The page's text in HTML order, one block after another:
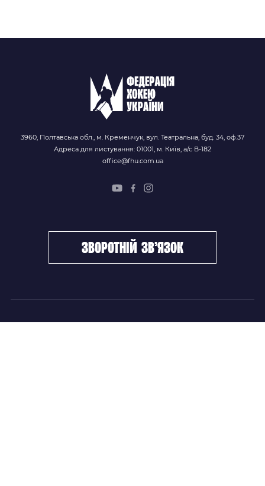
3960, Полтавська обл., м. Кременчук, вул. Театральна, буд. 34, оф.37
Адреса для листування: 01001, м. Київ, а/с В-182
office@fhu.com.ua
зворотній зв’язок